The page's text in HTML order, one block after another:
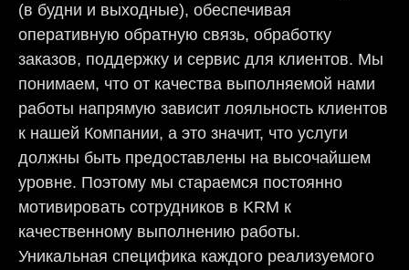
(в будни и выходные), обеспечивая
оперативную обратную связь, обработку
заказов, поддержку и сервис для клиентов. Мы
понимаем, что от качества выполняемой нами
работы напрямую зависит лояльность клиентов
к нашей Компании, а это значит, что услуги
должны быть предоставлены на высочайшем
уровне. Поэтому мы стараемся постоянно
мотивировать сотрудников в KRM к
качественному выполнению работы.
Уникальная специфика каждого реализуемого